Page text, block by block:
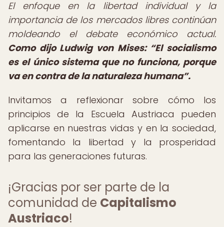
El enfoque en la libertad individual y la
importancia de los mercados libres continúan
moldeando el debate económico actual.
Como dijo Ludwig von Mises:
El socialismo
es el único sistema que no funciona, porque
va en contra de la naturaleza humana .
Invitamos a reflexionar sobre cómo los
principios de la Escuela Austriaca pueden
aplicarse en nuestras vidas y en la sociedad,
fomentando la libertad y la prosperidad
para las generaciones futuras.
¡Gracias por ser parte de la
comunidad de Capitalismo
Austriaco!